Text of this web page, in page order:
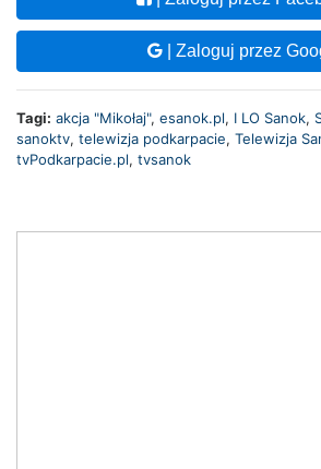
| Zaloguj przez
Tagi: akcja "Mikołaj", esanok.pl, I LO Sanok,
sanoktv, telewizja podkarpacie, Telewizja
tvPodkarpacie.pl, tvsanok